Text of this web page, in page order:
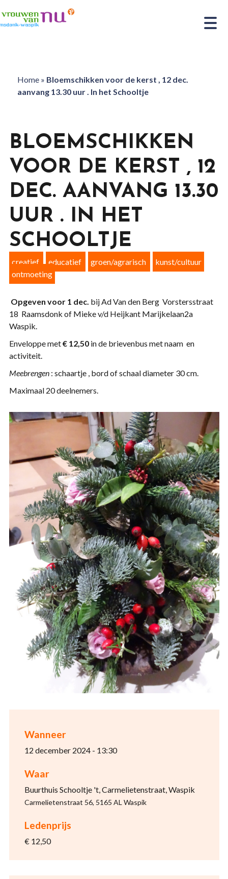
Home» Bloemschikken voor de kerst , 12 dec.
aanvang 13.30 uur . In het Schooltje
Wanneer
12 december 2024 - 13:30
Waar
Buurthuis Schooltje 't, Carmelietenstraat, Waspik
Carmelietenstraat 56, 5165 AL Waspik
Ledenprijs
€ 12,50
BLOEMSCHIKKEN
VOOR DE KERST , 12
DEC. AANVANG 13.30
UUR . IN HET
SCHOOLTJE
creatief educatief groen/agrarisch
kunst/cultuur
ontmoeting
Opgeven voor 1 dec. bij Ad Van den Berg Vorstersstraat
18 Raamsdonk of Mieke v/d Heijkant Marijkelaan2a
Waspik.
Enveloppe met€ 12,50in de brievenbus met naam en
activiteit.
Meebrengen: schaartje , bord of schaal diameter 30 cm.
Maximaal 20 deelnemers.